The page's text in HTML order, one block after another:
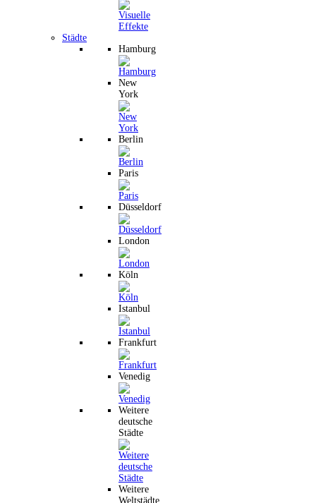
Städte
Hamburg
New
York
Berlin
Paris
Düsseldorf
London
Köln
Istanbul
Frankfurt
Venedig
Weitere
deutsche
Städte
Weitere
Weltstädte